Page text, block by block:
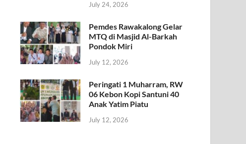
July 24, 2026
Pemdes Rawakalong Gelar
MTQ di Masjid Al-Barkah
Pondok Miri
July 12, 2026
Peringati 1 Muharram, RW
06 Kebon Kopi Santuni 40
Anak Yatim Piatu
July 12, 2026